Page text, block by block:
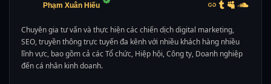
Phạm Xuân Hiếu
Chuyên gia tư vấn và thực hiện các chiến dịch digital marketing,
SEO, truyền thông trực tuyến đa kênh với nhiều khách hàng nhiều
lĩnh vực, bao gồm cả các Tổ chức, Hiệp hội, Công ty, Doanh nghiệp
đến cá nhân kinh doanh.